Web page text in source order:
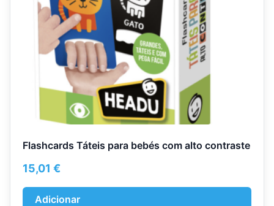
Flashcards Táteis para bebés com alto contraste
15,01 €
Adicionar